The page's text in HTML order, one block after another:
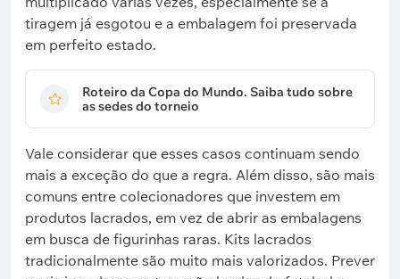
tiragem já esgotou e a embalagem foi preservada
em perfeito estado.
Roteiro da Copa do Mundo. Saiba tudo sobre
as sedes do torneio
Vale considerar que esses casos continuam sendo
mais a exceção do que a regra. Além disso, são mais
comuns entre colecionadores que investem em
produtos lacrados, em vez de abrir as embalagens
em busca de figurinhas raras. Kits lacrados
tradicionalmente são muito mais valorizados. Prever